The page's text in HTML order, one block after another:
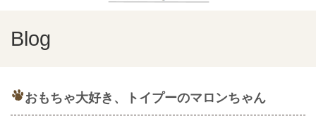
Blog
おもちゃ大好き、トイプーのマロンちゃん